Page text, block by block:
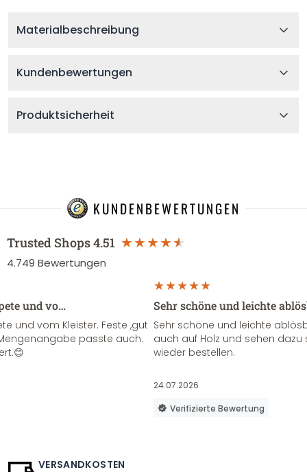
Materialbeschreibung
Kundenbewertungen
Produktsicherheit
KUNDENBEWERTUNGEN
Trusted Shops4.51
4.749 Bewertungen
und vo…
und vom Kleister. Feste ,gut
passte auch.
Sehr schöne und leichte
Sehr schöne und leichte
auch auf Holz und sehen
wieder bestellen.
24.07.2026
Verifizierte Bewertung
VERSANDKOSTEN